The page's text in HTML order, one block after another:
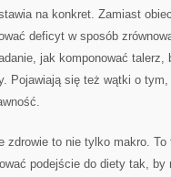
na konkret. Zamiast
deficyt w sposób
jak komponować talerz,
Pojawiają się też wątki o
zdrowie to nie tylko makro.
podejście do diety tak,